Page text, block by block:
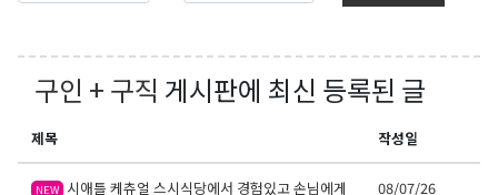
구인 + 구직 게시판에 최신 등록된 글
제목 작성일
NEW 시애틀 케츄얼 스시식당에서 경험있고 손님에게
08/07/26